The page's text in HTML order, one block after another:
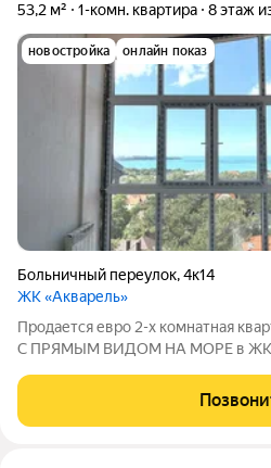
53,2 м² 1-комн. квартира 8 этаж
новостройка онлайн показ
Больничный переулок,4к14
ЖК «Акварель»
Продается евро 2-х комнатная
С ПРЯМЫМ ВИДОМ НА МОРЕ в ЖК
с витражным остеклением и
Уникальное расположение ЖК: